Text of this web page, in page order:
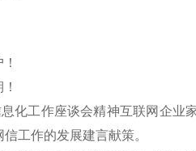
化工作座谈会精神互联网企业
工作的发展建言献策。